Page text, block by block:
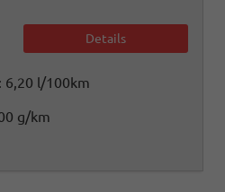
Details
6,20 l/100km
g/km